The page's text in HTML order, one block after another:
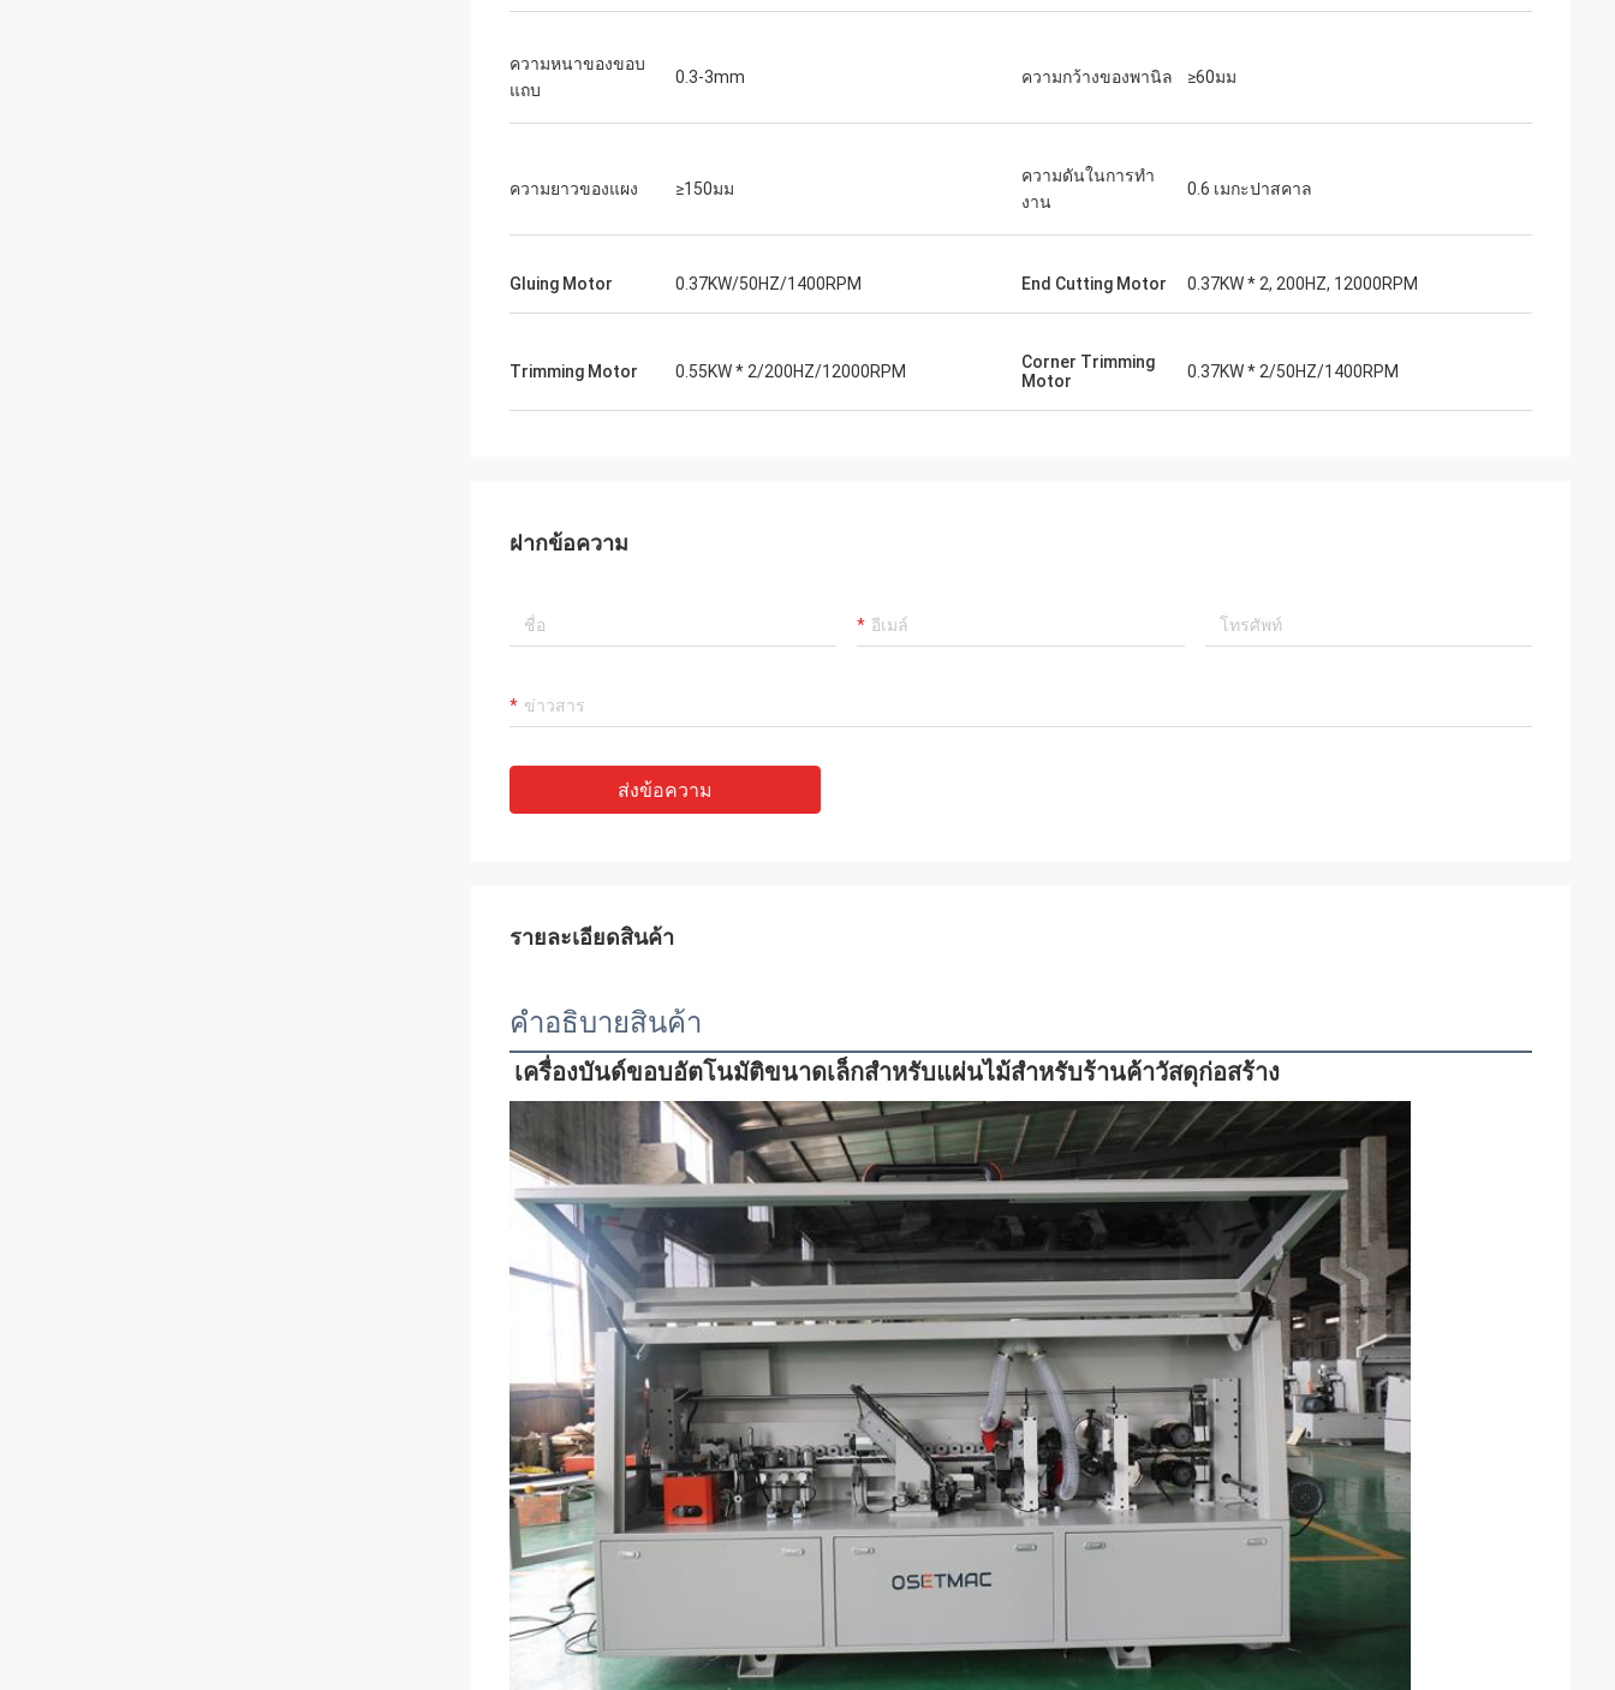
ความหนาของขอบ
แถบ
0.3-3mm ความกว้างของพานิล ≥60มม
ความยาวของแผง ≥150มม
ความดันในการทํา
งาน
0.6 เมกะปาสคาล
Gluing Motor 0.37KW/50HZ/1400RPM End Cutting Motor 0.37KW * 2, 200HZ, 12000RPM
Trimming Motor 0.55KW * 2/200HZ/12000RPM
Corner Trimming
Motor
0.37KW * 2/50HZ/1400RPM
ฝากข้อความ
ส่งข้อความ
รายละเอียดสินค้า
คําอธิบายสินค้า
เครื่องบันด์ขอบอัตโนมัติขนาดเล็กสําหรับแผ่นไม้สําหรับร้านค้าวัสดุก่อสร้าง